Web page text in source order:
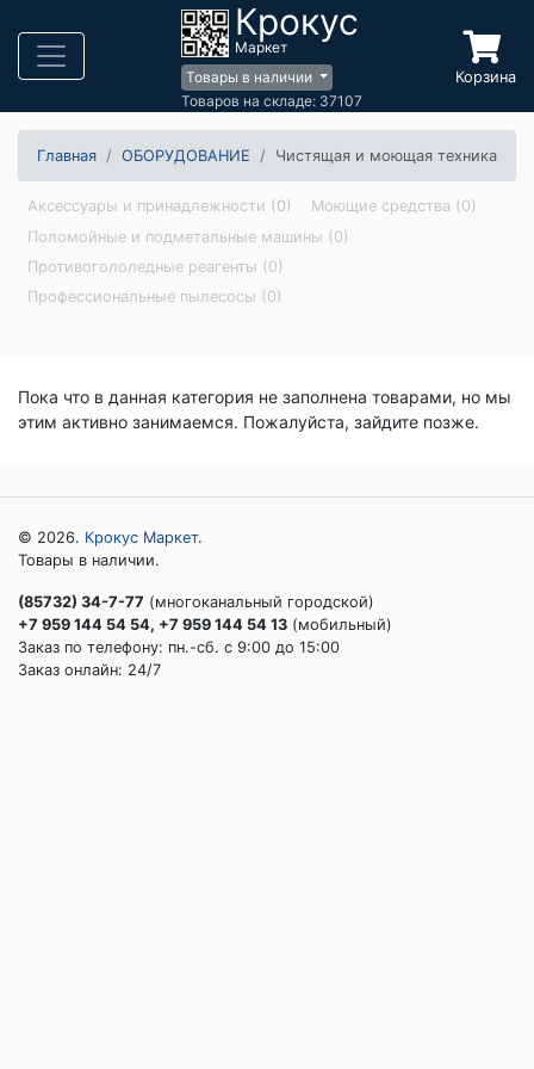
Крокус
Маркет
Товары в наличии
Товаров на складе: 37107
Корзина
Главная ОБОРУДОВАНИЕ Чистящая и моющая техника
Аксессуары и принадлежности (0)
Моющие средства (0)
Поломойные и подметальные машины (0)
Противогололедные реагенты (0)
Профессиональные пылесосы (0)
Пока что в данная категория не заполнена товарами, но мы
этим активно занимаемся. Пожалуйста, зайдите позже.
© 2026. Крокус Маркет.
Товары в наличии.
(85732) 34-7-77 (многоканальный городской)
+7 959 144 54 54, +7 959 144 54 13 (мобильный)
Заказ по телефону: пн.-сб. c 9:00 до 15:00
Заказ онлайн: 24/7